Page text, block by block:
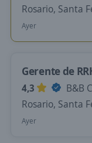
Rosario, Santa
Ayer
Gerente de
4,3
B&B
Rosario, Santa
Ayer